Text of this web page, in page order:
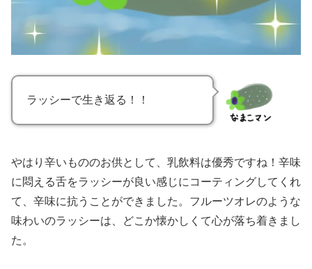
ラッシーで生き返る！！
やはり辛いもののお供として、乳飲料は優秀ですね！辛味
に悶える舌をラッシーが良い感じにコーティングしてくれ
て、辛味に抗うことができました。フルーツオレのような
味わいのラッシーは、どこか懐かしくて心が落ち着きまし
た。